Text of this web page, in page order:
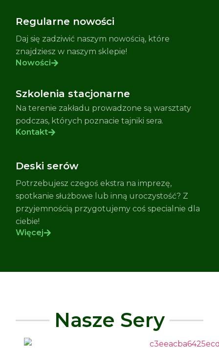
Regularne nowości
Daj się zadziwić naszym nowością, które
znajdziesz w naszym sklepie!
Nowości
Szkolenia stacjonarne
Na terenie zakładu prowadzone są warsztaty
podczas, których poznacie tajniki sera.
Kontakt
Deski serów
Potrzebujesz czegoś ekstra na imprezę,
spotkanie służbowe lub inną uroczystość? Z
przyjemnością przygotujemy coś specialnie dla
ciebie!
Więcej
Nasze Sery